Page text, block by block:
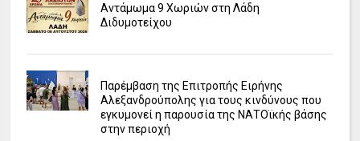
Αντάμωμα 9 Χωριών στη Λάδη
Διδυμοτείχου
Παρέμβαση της Επιτροπής Ειρήνης
Αλεξανδρούπολης για τους κινδύνους που
εγκυμονεί η παρουσία της ΝΑΤΟϊκής βάσης
στην περιοχή